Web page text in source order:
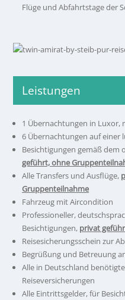
Flüge und Abfahrtstage der
Leistungen
1 Übernachtungen in Luxor,
6 Übernachtungen auf einer
Besichtigungen gemäß dem
geführt, ohne
Alle Transfers und Ausflüge,
Gruppenteilnahme
Fahrzeug mit Aircondition
Professioneller,
Besichtigungen, privat
Reisesicherungsschein zur
Begrüßung und Betreuung
Alle in Deutschland
Reiseversicherungen
Alle Eintrittsgelder, für